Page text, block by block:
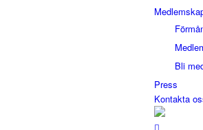
Bli
Press
Kontakta